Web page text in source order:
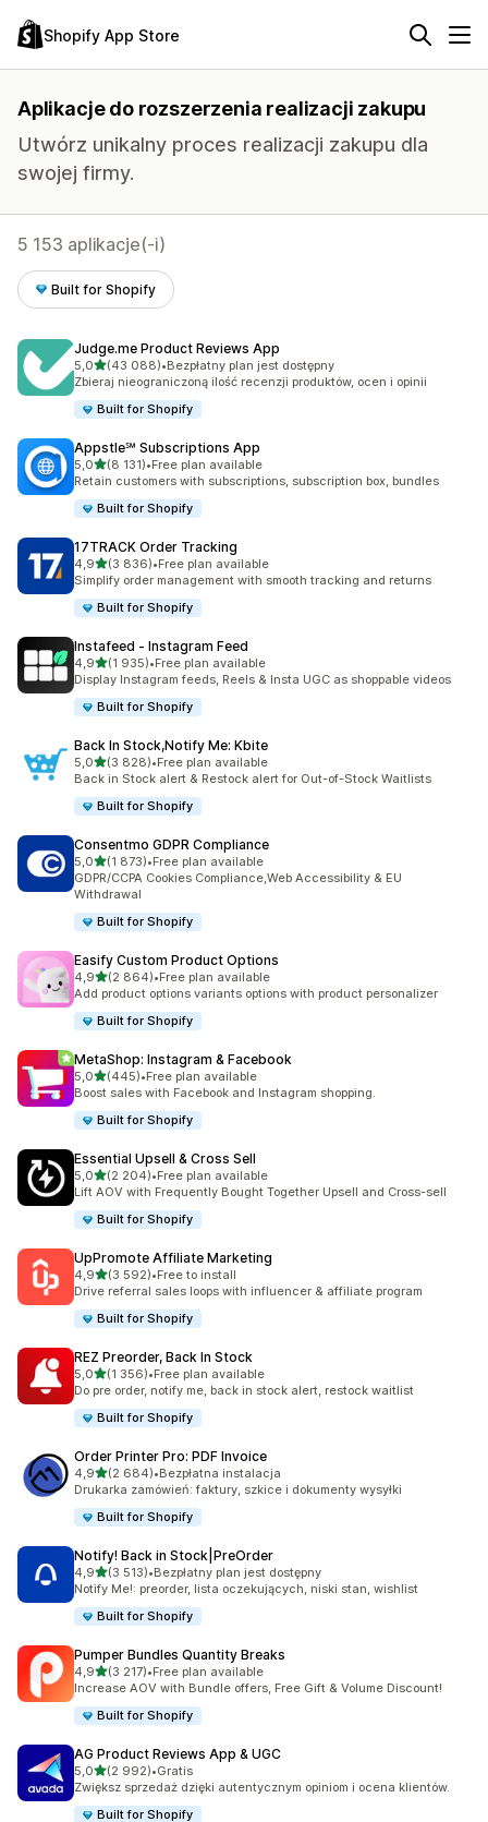
Shopify App Store
Aplikacje do rozszerzenia realizacji zakupu
Utwórz unikalny proces realizacji zakupu dla
swojej firmy.
5 153 aplikacje(-i)
Built for Shopify
Judge.me Product Reviews App
5,0na 5 gwiazdek
(43 088)
Łączna liczba recenzji: 43088
•Bezpłatny plan jest dostępny
Zbieraj nieograniczoną ilość recenzji produktów, ocen i opinii
Built for Shopify
Appstle℠ Subscriptions App
5,0na 5 gwiazdek
(8 131)
Łączna liczba recenzji: 8131
•Free plan available
Retain customers with subscriptions, subscription box, bundles
Built for Shopify
17TRACK Order Tracking
4,9na 5 gwiazdek
(3 836)
Łączna liczba recenzji: 3836
•Free plan available
Simplify order management with smooth tracking and returns
Built for Shopify
Instafeed ‑ Instagram Feed
4,9na 5 gwiazdek
(1 935)
Łączna liczba recenzji: 1935
•Free plan available
Display Instagram feeds, Reels & Insta UGC as shoppable videos
Built for Shopify
Back In Stock,Notify Me: Kbite
5,0na 5 gwiazdek
(3 828)
Łączna liczba recenzji: 3828
•Free plan available
Back in Stock alert & Restock alert for Out-of-Stock Waitlists
Built for Shopify
Consentmo GDPR Compliance
5,0na 5 gwiazdek
(1 873)
Łączna liczba recenzji: 1873
•Free plan available
GDPR/CCPA Cookies Compliance,Web Accessibility & EU
Withdrawal
Built for Shopify
Easify Custom Product Options
4,9na 5 gwiazdek
(2 864)
Łączna liczba recenzji: 2864
•Free plan available
Add product options variants options with product personalizer
Built for Shopify
MetaShop: Instagram & Facebook
5,0na 5 gwiazdek
(445)
Łączna liczba recenzji: 445
•Free plan available
Boost sales with Facebook and Instagram shopping.
Built for Shopify
Essential Upsell & Cross Sell
5,0na 5 gwiazdek
(2 204)
Łączna liczba recenzji: 2204
•Free plan available
Lift AOV with Frequently Bought Together Upsell and Cross-sell
Built for Shopify
UpPromote Affiliate Marketing
4,9na 5 gwiazdek
(3 592)
Łączna liczba recenzji: 3592
•Free to install
Drive referral sales loops with influencer & affiliate program
Built for Shopify
REZ Preorder, Back In Stock
5,0na 5 gwiazdek
(1 356)
Łączna liczba recenzji: 1356
•Free plan available
Do pre order, notify me, back in stock alert, restock waitlist
Built for Shopify
Order Printer Pro: PDF Invoice
4,9na 5 gwiazdek
(2 684)
Łączna liczba recenzji: 2684
•Bezpłatna instalacja
Drukarka zamówień: faktury, szkice i dokumenty wysyłki
Built for Shopify
Notify! Back in Stock|PreOrder
4,9na 5 gwiazdek
(3 513)
Łączna liczba recenzji: 3513
•Bezpłatny plan jest dostępny
Notify Me!: preorder, lista oczekujących, niski stan, wishlist
Built for Shopify
Pumper Bundles Quantity Breaks
4,9na 5 gwiazdek
(3 217)
Łączna liczba recenzji: 3217
•Free plan available
Increase AOV with Bundle offers, Free Gift & Volume Discount!
Built for Shopify
AG Product Reviews App & UGC
5,0na 5 gwiazdek
(2 992)
Łączna liczba recenzji: 2992
•Gratis
Zwiększ sprzedaż dzięki autentycznym opiniom i ocena klientów.
Built for Shopify